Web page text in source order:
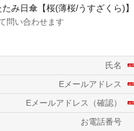
み日傘【桜(薄桜/うすざくら)】
問い合わせます
氏名
Eメールアドレス
Eメールアドレス（確認）
お電話番号